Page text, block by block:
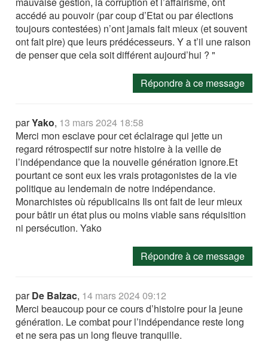
accédé au pouvoir (par coup d’Etat ou par élections
toujours contestées) n’ont jamais fait mieux (et souvent
ont fait pire) que leurs prédécesseurs. Y a t’il une raison
de penser que cela soit différent aujourd’hui ? "
Répondre à ce message
parYako, 13 mars 2024 18:58
Merci mon esclave pour cet éclairage qui jette un
regard rétrospectif sur notre histoire à la veille de
l’indépendance que la nouvelle génération ignore.Et
pourtant ce sont eux les vrais protagonistes de la vie
politique au lendemain de notre indépendance.
Monarchistes où républicains Ils ont fait de leur mieux
pour bâtir un état plus ou moins viable sans réquisition
ni persécution. Yako
Répondre à ce message
parDe Balzac, 14 mars 2024 09:12
Merci beaucoup pour ce cours d’histoire pour la jeune
génération. Le combat pour l’indépendance reste long
et ne sera pas un long fleuve tranquille.